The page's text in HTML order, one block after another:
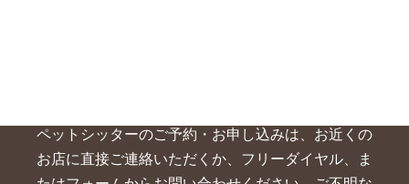
ペットシッターのご予約・お申し込みは、お近くの
お店に直接ご連絡いただくか、 フリーダイヤル、ま